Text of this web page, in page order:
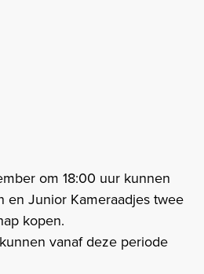
om 18:00 uur kunnen
en Junior Kameraadjes twee
kopen.
vanaf deze periode